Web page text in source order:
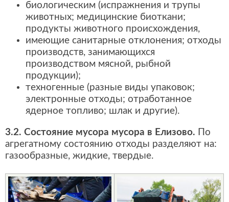
биологическим (испражнения и трупы
животных; медицинские биоткани;
продукты животного происхождения,
имеющие санитарные отклонения; отходы
производств, занимающихся
производством мясной, рыбной
продукции);
техногенные (разные виды упаковок;
электронные отходы; отработанное
ядерное топливо; шлак и другие).
3.2. Состояние мусора мусора в Елизово. По
агрегатному состоянию отходы разделяют на:
газообразные, жидкие, твердые.